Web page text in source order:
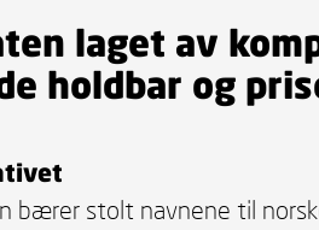
laget av
holdbar og
bærer stolt navnene til